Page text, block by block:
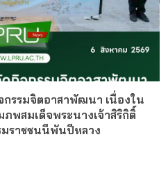
รรมจิตอาสาพัฒนา เนื่องใน
พสมเด็จพระนางเจ้าสิริกิติ์
ราชชนนีพันปีหลวง